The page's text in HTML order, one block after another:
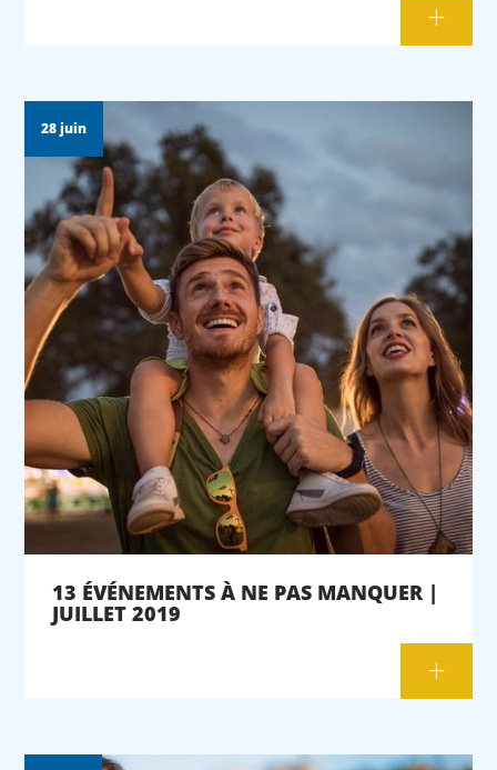
28 juin
13 ÉVÉNEMENTS À NE PAS MANQUER |
JUILLET 2019